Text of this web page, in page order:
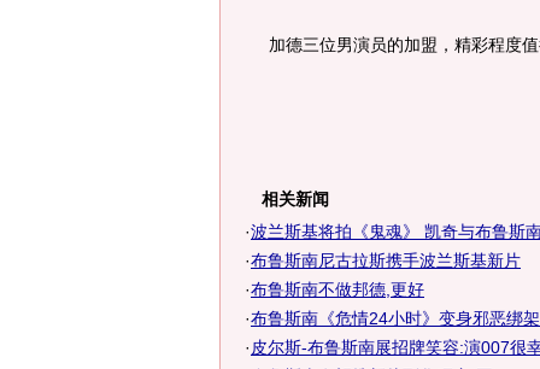
加德三位男演员的加盟，精彩程度
相关新闻
·波兰斯基将拍《鬼魂》 凯奇与布鲁斯
·布鲁斯南尼古拉斯携手波兰斯基新片
·布鲁斯南不做邦德,更好
·布鲁斯南《危情24小时》变身邪恶绑
· 皮尔斯-布鲁斯南展招牌笑容:演007很